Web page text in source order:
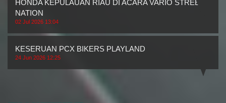
HONDA KEPULAUAN RIAU DI ACARA VARIO STREET
NATION
02 Jul 2026 13:04
KESERUAN PCX BIKERS PLAYLAND
24 Jun 2026 12:25